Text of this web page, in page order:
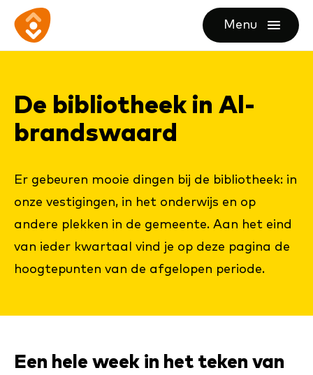
direct
content
direct
footer
Ga
naar
Menu
openen
De bi­bli­o­theek in Al­
brands­waard
Er gebeuren mooie dingen bij de bibliotheek: in
onze vestigingen, in het onderwijs en op
andere plekken in de gemeente. Aan het eind
van ieder kwartaal vind je op deze pagina de
hoogtepunten van de afgelopen periode.
Een hele week in het teken van